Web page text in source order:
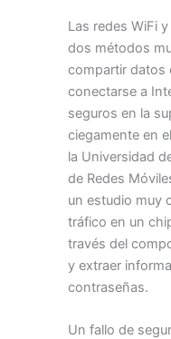
Las redes WiFi
dos métodos
compartir datos
conectarse a
seguros en la
ciegamente en
la Universidad
de Redes
un estudio muy
tráfico en un
través del
y extraer
contraseñas.
Un fallo de